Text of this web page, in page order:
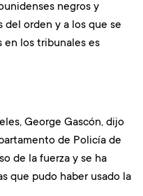
negros y
del orden y a los que se
en los tribunales es
George Gascón, dijo
de Policía de
de la fuerza y se ha
que pudo haber usado la